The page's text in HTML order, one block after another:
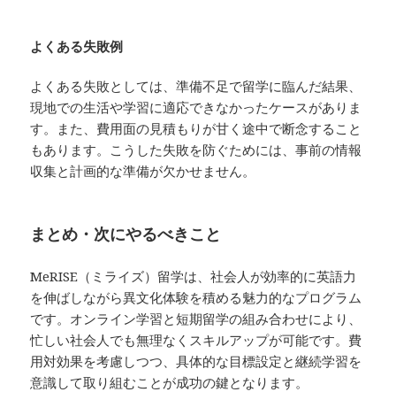
よくある失敗例
よくある失敗としては、準備不足で留学に臨んだ結果、
現地での生活や学習に適応できなかったケースがありま
す。また、費用面の見積もりが甘く途中で断念すること
もあります。こうした失敗を防ぐためには、事前の情報
収集と計画的な準備が欠かせません。
まとめ・次にやるべきこと
MeRISE（ミライズ）留学は、社会人が効率的に英語力
を伸ばしながら異文化体験を積める魅力的なプログラム
です。オンライン学習と短期留学の組み合わせにより、
忙しい社会人でも無理なくスキルアップが可能です。費
用対効果を考慮しつつ、具体的な目標設定と継続学習を
意識して取り組むことが成功の鍵となります。